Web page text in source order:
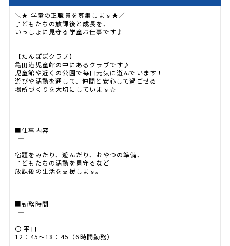
＼★ 学童の正職員を募集します★／
子どもたちの放課後と成長を、
いっしょに見守る学童お仕事です♪
【たんぽぽクラブ】
亀田港児童館の中にあるクラブです♪
児童館や近くの公園で毎日元気に遊んでいます！
遊びや活動を通して、仲間と安心して過ごせる
場所づくりを大切にしています☆
――――――――――――――――
■仕事内容
――――――――――――――――
宿題をみたり、遊んだり、おやつの準備、
子どもたちの活動を見守るなど
放課後の生活を支援します。
――――――――――――――――
■勤務時間
――――――――――――――――
〇 平日
12：45～18：45（6時間勤務）